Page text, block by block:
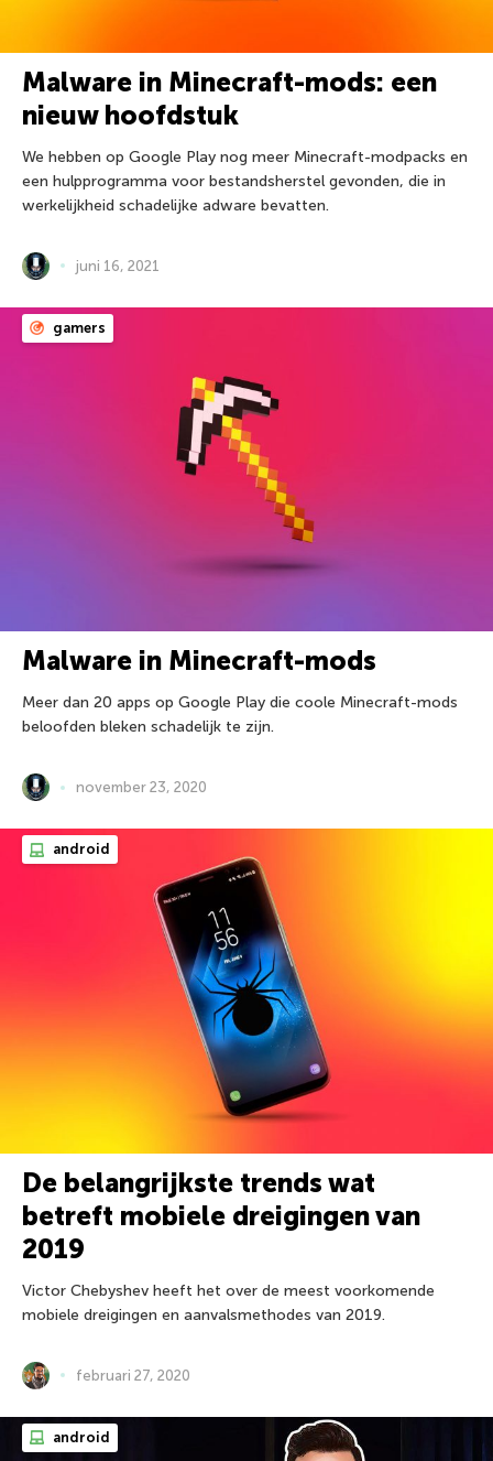
Malware in Minecraft-mods: een
nieuw hoofdstuk
We hebben op Google Play nog meer Minecraft-modpacks en
een hulpprogramma voor bestandsherstel gevonden, die in
werkelijkheid schadelijke adware bevatten.
juni 16, 2021
gamers
Malware in Minecraft-mods
Meer dan 20 apps op Google Play die coole Minecraft-mods
beloofden bleken schadelijk te zijn.
november 23, 2020
android
De belangrijkste trends wat
betreft mobiele dreigingen van
2019
Victor Chebyshev heeft het over de meest voorkomende
mobiele dreigingen en aanvalsmethodes van 2019.
februari 27, 2020
android